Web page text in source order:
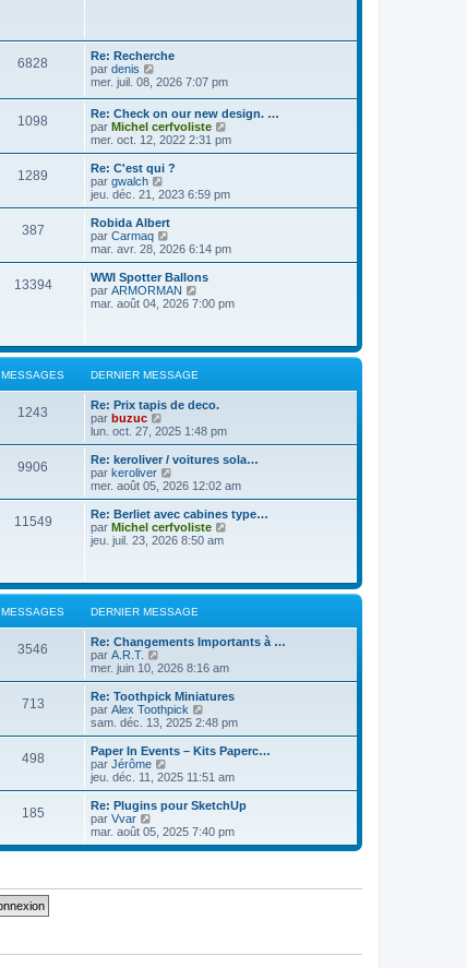
g
e
e
s
a
g
e
i
e
m
e
s
s
a
g
e
r
n
i
e
r
m
e
a
g
6828
Re: Recherche
par denis
o
l
e
d
e
r
n
e
r
m
e
s
s
a
g
mer. juil. 08, 2026 7:07 pm
1098
Re: Check on our new design. …
par Michel cerfvoliste
o
i
e
i
e
a
g
mer. oct. 12, 2022 2:31 pm
1289
Re: C'est qui ?
par gwalch
o
i
r
l
e
e
r
n
i
m
e
s
s
a
e
jeu. déc. 21, 2023 6:59 pm
387
Robida Albert
par Carmaq
o
i
r
l
e
n
e
r
m
s
s
a
g
e
mar. avr. 28, 2026 6:14 pm
13394
WWI Spotter Ballons
par ARMORMAN
o
e
e
r
n
e
r
m
s
s
a
g
e
mar. août 04, 2026 7:00 pm
MESSAGES DERNIER MESSAGE
1243
Re: Prix tapis de deco.
par buzuc
o
i
r
l
e
r
n
i
m
e
s
s
a
e
lun. oct. 27, 2025 1:48 pm
9906
Re: keroliver / voitures sola…
par keroliver
o
i
r
l
e
n
e
r
m
s
s
a
g
e
mer. août 05, 2026 12:02 am
11549
Re: Berliet avec cabines type…
par Michel cerfvoliste
e
r
n
e
r
m
s
s
a
g
e
jeu. juil. 23, 2026 8:50 am
MESSAGES DERNIER MESSAGE
3546
Re: Changements Importants à …
par A.R.T.
o
i
r
l
e
d
r
n
i
r
e
s
g
mer. juin 10, 2026 8:16 am
713
Re: Toothpick Miniatures
par Alex Toothpick
o
i
r
e
r
n
i
e
e
e
sam. déc. 13, 2025 2:48 pm
498
Paper In Events – Kits Paperc…
par Jérôme
o
i
r
e
e
i
s
jeu. déc. 11, 2025 11:51 am
185
Re: Plugins pour SketchUp
par Vvar
o
i
mar. août 05, 2025 7:40 pm